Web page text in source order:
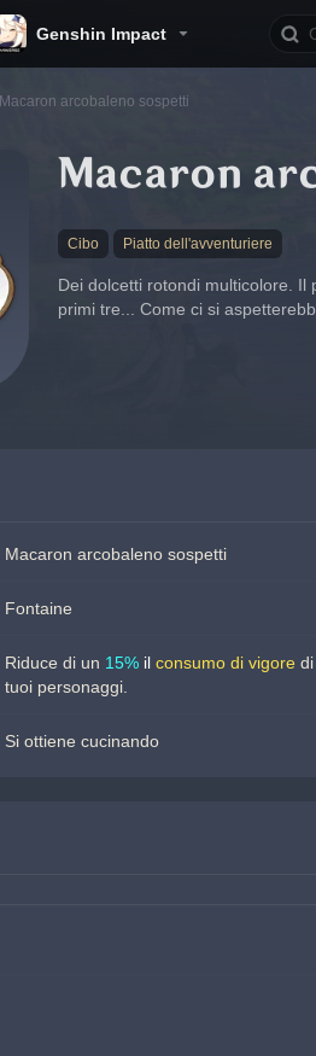
Genshin Impact
Macaron arcobaleno sospetti
Macaron
Cibo Piatto dell'avventuriere
Dei dolcetti rotondi multicolore.
primi tre... Come ci si
Macaron arcobaleno sospetti
Fontaine
Riduce di un 15% il consumo di vigore
tuoi personaggi.
Si ottiene cucinando